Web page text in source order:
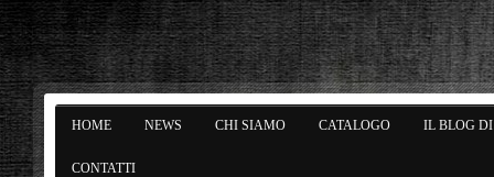
HOME NEWS CHI SIAMO CATALOGO IL BLOG
CONTATTI